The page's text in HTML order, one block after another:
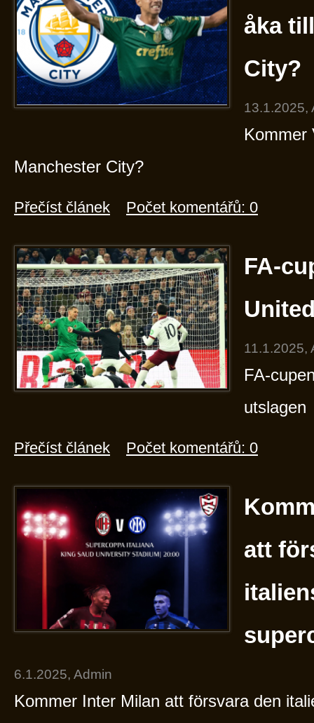
åka
City?
13.1.2025,
Kommer
Manchester City?
Přečíst článek Počet komentářů: 0
FA-
11.1.2025,
FA-
utslagen
Přečíst článek Počet komentářů: 0
att
6.1.2025, Admin
Kommer Inter Milan att försvara den